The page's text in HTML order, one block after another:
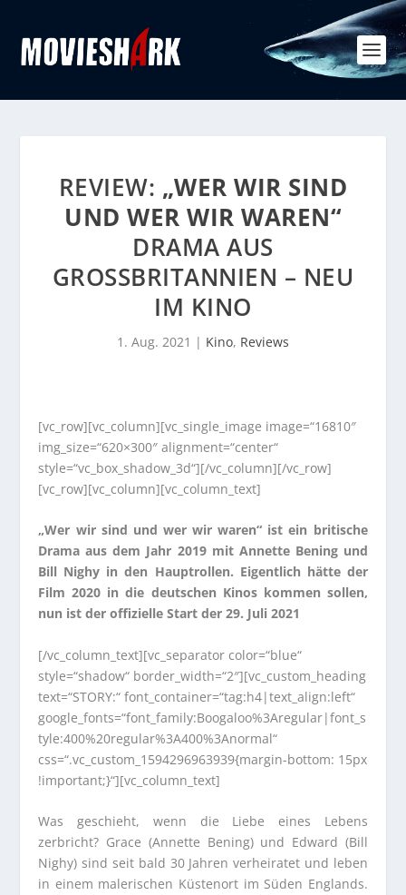
REVIEW: „WER WIR SIND
UND WER WIR WAREN“
DRAMA AUS
GROSSBRITANNIEN – NEU I
M KINO
1. Aug. 2021 | Kino, Reviews
[vc_row][vc_column][vc_single_image image=“16810″
img_size=“620×300″ alignment=“center“
style=“vc_box_shadow_3d“][/vc_column][/vc_row]
[vc_row][vc_column][vc_column_text]
„Wer wir sind und wer wir waren“ ist ein britische
Drama aus dem Jahr 2019 mit Annette Bening und
Bill Nighy in den Hauptrollen. Eigentlich hätte der
Film 2020 in die deutschen Kinos kommen sollen,
nun ist der offizielle Start der 29. Juli 2021
[/vc_column_text][vc_separator color=“blue“
style=“shadow“ border_width=“2″][vc_custom_heading
text=“STORY:“ font_container=“tag:h4|text_align:left“
google_fonts=“font_family:Boogaloo%3Aregular|font_s
tyle:400%20regular%3A400%3Anormal“
css=“.vc_custom_1594296963939{margin-bottom: 15px
!important;}“][vc_column_text]
Was geschieht, wenn die Liebe eines Lebens
zerbricht? Grace (Annette Bening) und Edward (Bill
Nighy) sind seit bald 30 Jahren verheiratet und leben
in einem malerischen Küstenort im Süden Englands.